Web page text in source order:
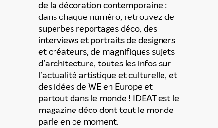
de la décoration contemporaine :
dans chaque numéro, retrouvez de
superbes reportages déco, des
interviews et portraits de designers
et créateurs, de magnifiques sujets
d'architecture, toutes les infos sur
l'actualité artistique et culturelle, et
des idées de WE en Europe et
partout dans le monde ! IDEAT est le
magazine déco dont tout le monde
parle en ce moment.